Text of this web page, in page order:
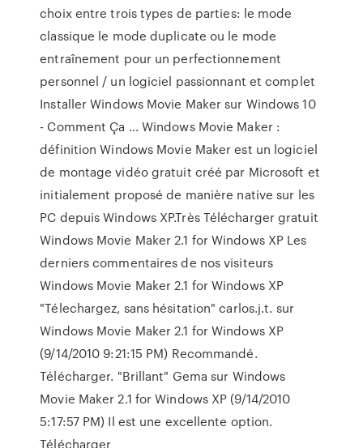
choix entre trois types de parties: le mode
classique le mode duplicate ou le mode
entraînement pour un perfectionnement
personnel / un logiciel passionnant et complet
Installer Windows Movie Maker sur Windows 10
- Comment Ça ... Windows Movie Maker :
définition Windows Movie Maker est un logiciel
de montage vidéo gratuit créé par Microsoft et
initialement proposé de manière native sur les
PC depuis Windows XP.Très Télécharger gratuit
Windows Movie Maker 2.1 for Windows XP Les
derniers commentaires de nos visiteurs
Windows Movie Maker 2.1 for Windows XP
"Télechargez, sans hésitation" carlos.j.t. sur
Windows Movie Maker 2.1 for Windows XP
(9/14/2010 9:21:15 PM) Recommandé.
Télécharger. "Brillant" Gema sur Windows
Movie Maker 2.1 for Windows XP (9/14/2010
5:17:57 PM) Il est une excellente option.
Télécharger